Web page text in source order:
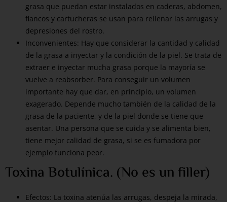
grasa que puedan estar instalados en caderas, abdomen,
flancos y cartucheras se usan para rellenar las arrugas y
depresiones del rostro.
Inconvenientes: Hay que considerar la cantidad y calidad
de la grasa a inyectar y la condición de la piel. Se trata de
extraer e inyectar mucha grasa porque la mayoría se
vuelve a reabsorber. Para conseguir un volumen
importante hay que dar, en principio, un volumen
exagerado. Depende mucho también de la calidad de la
grasa de la paciente, y de la piel donde se tiene que
asentar. Una persona que se cuida y se alimenta bien,
tiene mejor calidad de grasa, si se es fumadora por
ejemplo funciona peor.
Toxina Botulínica. (No es un filler)
Efectos: La toxina atenúa las arrugas, despeja la mirada,